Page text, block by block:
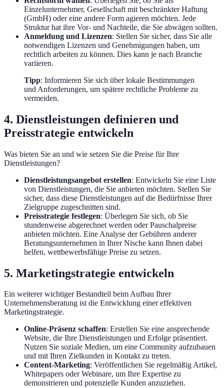
Einzelunternehmer, Gesellschaft mit beschränkter Haftung
(GmbH) oder eine andere Form agieren möchten. Jede
Struktur hat ihre Vor- und Nachteile, die Sie abwägen sollten.
Anmeldung und Lizenzen: Stellen Sie sicher, dass Sie alle
notwendigen Lizenzen und Genehmigungen haben, um
rechtlich arbeiten zu können. Dies kann je nach Branche
variieren.
Tipp: Informieren Sie sich über lokale Bestimmungen
und Anforderungen, um spätere rechtliche Probleme zu
vermeiden.
4. Dienstleistungen definieren und
Preisstrategie entwickeln
Was bieten Sie an und wie setzen Sie die Preise für Ihre
Dienstleistungen?
Dienstleistungsangebot erstellen: Entwickeln Sie eine Liste
von Dienstleistungen, die Sie anbieten möchten. Stellen Sie
sicher, dass diese Dienstleistungen auf die Bedürfnisse Ihrer
Zielgruppe zugeschnitten sind.
Preisstrategie festlegen: Überlegen Sie sich, ob Sie
stundenweise abgerechnet werden oder Pauschalpreise
anbieten möchten. Eine Analyse der Gebühren anderer
Beratungsunternehmen in Ihrer Nische kann Ihnen dabei
helfen, wettbewerbsfähige Preise zu setzen.
5. Marketingstrategie entwickeln
Ein weiterer wichtiger Bestandteil beim Aufbau Ihrer
Unternehmensberatung ist die Entwicklung einer effektiven
Marketingstrategie.
Online-Präsenz schaffen: Erstellen Sie eine ansprechende
Website, die Ihre Dienstleistungen und Erfolge präsentiert.
Nutzen Sie soziale Medien, um eine Community aufzubauen
und mit Ihren Zielkunden in Kontakt zu treten.
Content-Marketing: Veröffentlichen Sie regelmäßig Artikel,
Whitepapers oder Webinare, um Ihre Expertise zu
demonstrieren und potenzielle Kunden anzuziehen.